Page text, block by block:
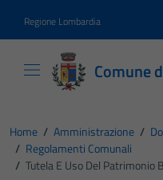
Regione Lombardia
Comune
Home / Amministrazione /
/ Regolamenti Comunali
/ Tutela E Uso Del Patrimonio